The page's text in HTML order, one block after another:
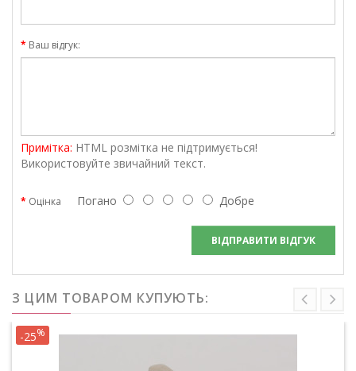
Ваш відгук:
Примітка: HTML розмітка не підтримується!
Використовуйте звичайний текст.
Оцінка Погано Добре
ВІДПРАВИТИ ВІДГУК
З ЦИМ ТОВАРОМ КУПУЮТЬ:
-25%